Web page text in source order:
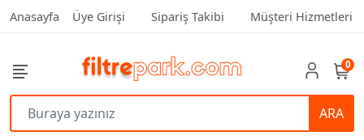
Anasayfa Üye Girişi Sipariş Takibi Müşteri Hizmetleri
ARA
0